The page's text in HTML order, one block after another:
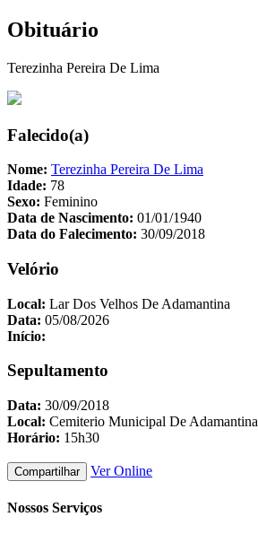
Obituário
Terezinha Pereira De Lima
Falecido(a)
Nome: Terezinha Pereira De Lima
Idade: 78
Sexo: Feminino
Data de Nascimento: 01/01/1940
Data do Falecimento: 30/09/2018
Velório
Local: Lar Dos Velhos De Adamantina
Data: 05/08/2026
Início:
Sepultamento
Data: 30/09/2018
Local: Cemiterio Municipal De Adamantina
Horário: 15h30
Compartilhar Ver Online
Nossos Serviços